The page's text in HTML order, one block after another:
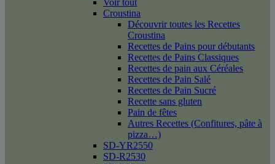
Voir tout
Croustina
Découvrir toutes les Recettes
Croustina
Recettes de Pains pour débutants
Recettes de Pains Classiques
Recettes de pain aux Céréales
Recettes de Pain Salé
Recettes de Pain Sucré
Recette sans gluten
Pain de fêtes
Autres Recettes (Confitures, pâte à
pizza…)
SD-YR2550
SD-R2530